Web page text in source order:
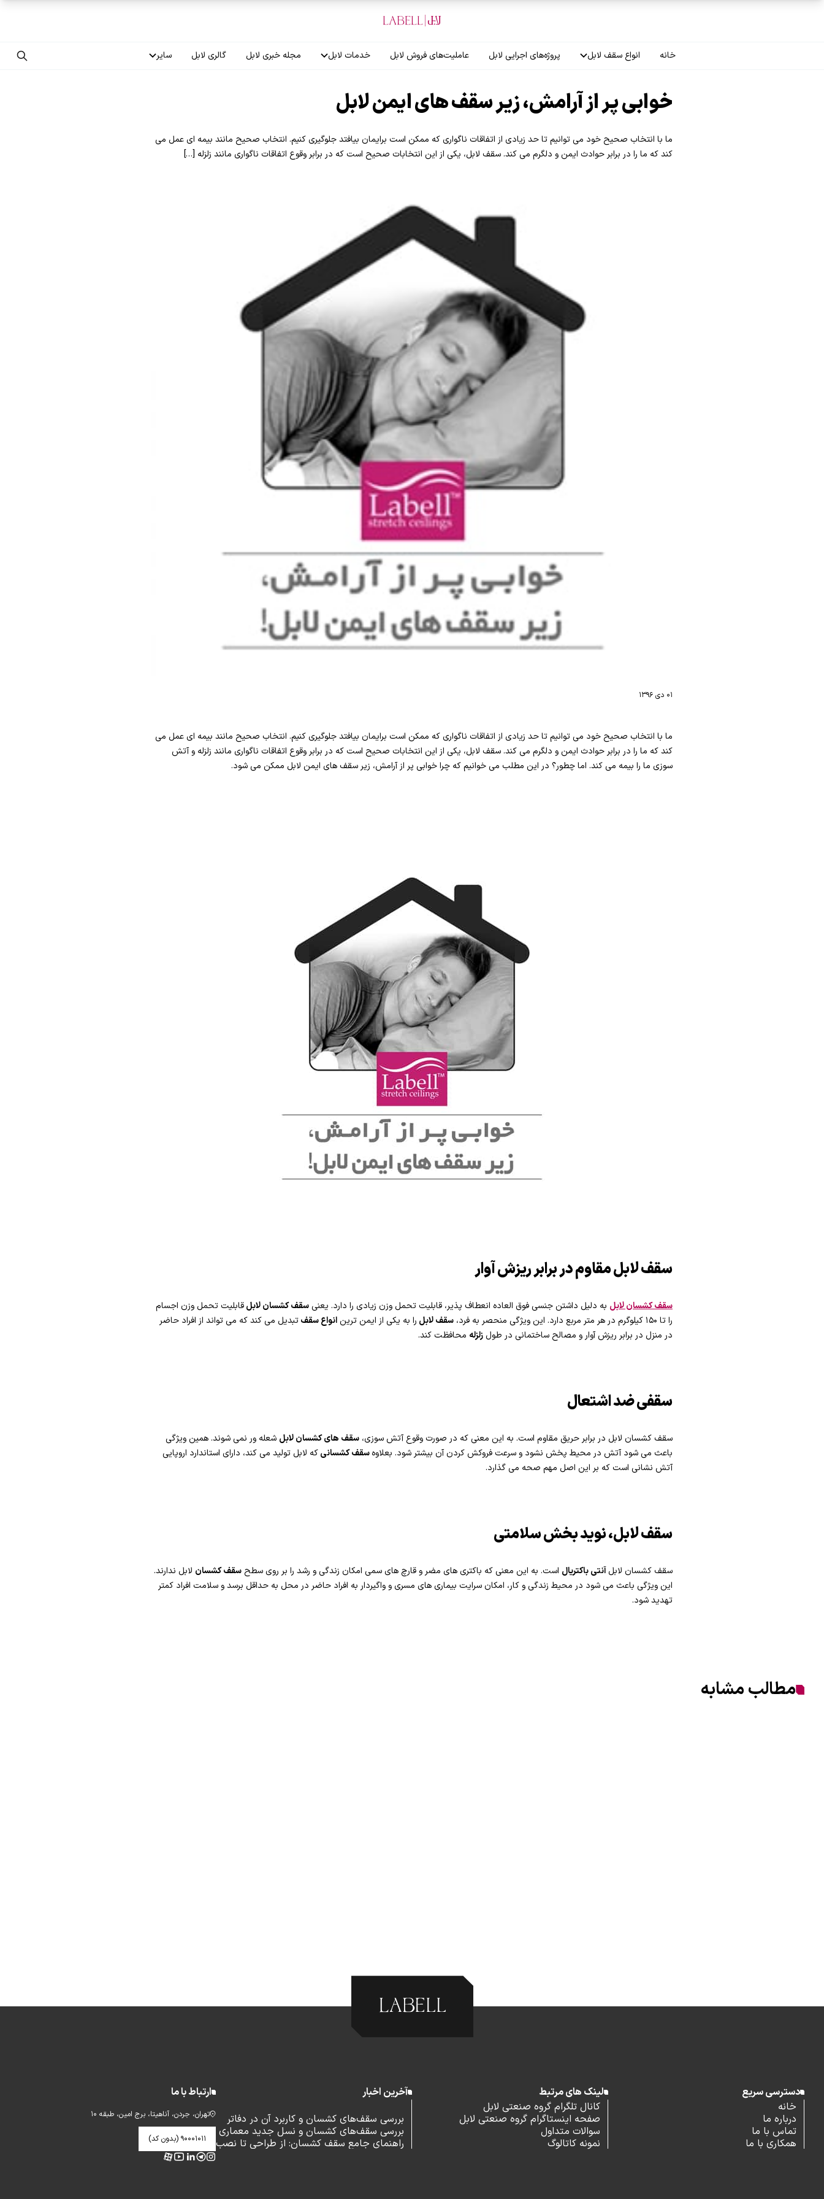
خانه انواع سقف لابل
سقف لاکر
سقف گلکسی
پروژه‌های اجرایی لابل عاملیت‌های فروش لابل خدمات لابل
گارانتی لابل
مجله خبری لابل گالری لابل سایر
سوالات متداول
خوابی پر از آرامش، زیر سقف های ایمن لابل
ما با انتخاب صحیح خود می توانیم تا حد زیادی از اتفاقات ناگواری که ممکن است برایمان بیافتد جلوگیری کنیم. انتخاب صحیح مانند بیمه ای عمل می
کند که ما را در برابر حوادث ایمن و دلگرم می کند. سقف لابل، یکی از این انتخابات صحیح است که در برابر وقوع اتفاقات ناگواری مانند زلزله […]
۰۱ دی ۱۳۹۶
ما با انتخاب صحیح خود می توانیم تا حد زیادی از اتفاقات ناگواری که ممکن است برایمان بیافتد جلوگیری کنیم. انتخاب صحیح مانند بیمه ای عمل می
کند که ما را در برابر حوادث ایمن و دلگرم می کند. سقف لابل، یکی از این انتخابات صحیح است که در برابر وقوع اتفاقات ناگواری مانند زلزله و آتش
سوزی ما را بیمه می کند. اما چطور؟ در این مطلب می خوانیم که چرا خوابی پر از آرامش، زیر سقف های ایمن لابل ممکن می شود.
سقف لابل مقاوم در برابر ریزش آوار
سقف کشسان لابل به دلیل داشتن جنسی فوق العاده انعطاف پذیر، قابلیت تحمل وزن زیادی را دارد. یعنی سقف کشسان لابلقابلیت تحمل وزن اجسام
را تا ۱۵۰ کیلوگرم در هر متر مربع دارد. این ویژگی منحصر به فرد،
سقف لابل را به یکی از ایمن ترین انواع سقفتبدیل می کند که می تواند از افراد حاضر
در منزل در برابر ریزش آوار و مصالح ساختمانی در طول زلزله محافظت کند.
سقفی ضد اشتعال
سقف کشسان لابل در برابر حریق مقاوم است. به این معنی که در صورت وقوع آتش سوزی، سقف های کشسان لابل شعله ور نمی شوند. همین ویژگی
باعث می شود آتش در محیط پخش نشود و سرعت فروکش کردن آن بیشتر شود. بعلاوهسقف کشسانیکه لابل تولید می کند، دارای استاندارد اروپایی
آتش نشانی است که بر این اصل مهم صحه می گذارد.
سقف لابل، نوید بخش سلامتی
سقف کشسان لابلآنتی باکتریال است. به این معنی که باکتری های مضر و قارچ های سمی امکان زندگی و رشد را بر روی سطح سقف کشسان لابل ندارند.
این ویژگی باعث می شود در محیط زندگی و کار، امکان سرایت بیماری های مسری و واگیردار به افراد حاضر در محل به حداقل برسد و سلامت افراد کمتر
تهدید شود.
مطالب مشابه
دسترسی سریع
خانه
درباره ما
تماس با ما
همکاری با ما
لینک های مرتبط
کانال تلگرام گروه صنعتی لابل
صفحه اینستاگرام گروه صنعتی لابل
سوالات متداول
نمونه کاتالوگ
آخرین اخبار
بررسی سقف‌های کشسان و کاربرد آن در دفاتر
اداری
بررسی سقف‌های کشسان و نسل جدید معماری
راهنمای جامع سقف کشسان: از طراحی تا نصب
ارتباط با ما
تهران، جردن، آناهیتا، برج امین، طبقه ۱۰
۹۰۰۰۱۰۱۱ (بدون کد)